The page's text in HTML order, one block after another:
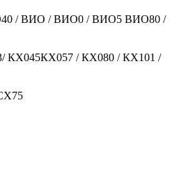
/ ВИО / ВИО0 / ВИО5 ВИО80 /
КX045КX057 / КX080 / КX101 /